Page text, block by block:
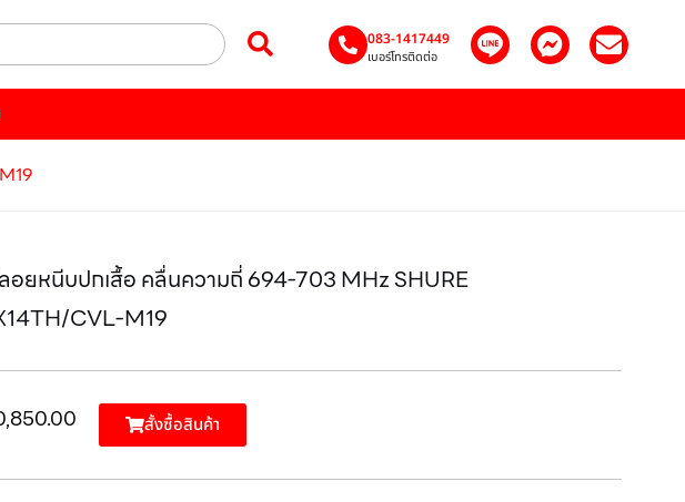
083-1417449
เบอร์โทรติดต่อ
อยหนีบปกเสื้อ คลื่นความถี่ 694-703 MHz SHURE
CVL-M19
สั้งซื้อสินค้า